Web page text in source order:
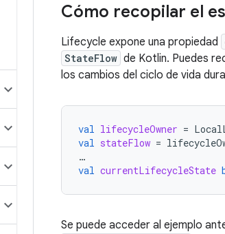
Cómo recopilar el
Lifecycle expone una propiedad
StateFlow de Kotlin. Puedes
los cambios del ciclo de vida
val lifecycleOwner =
val stateFlow =
…
val currentLifecycleState
Se puede acceder al ejemplo